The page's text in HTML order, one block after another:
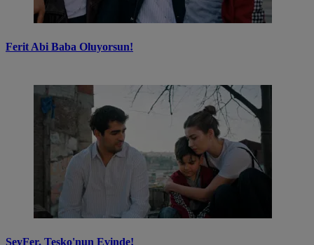
Ferit Abi Baba Oluyorsun!
SeyFer, Teşko'nun Evinde!